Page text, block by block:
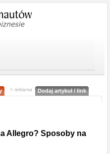
< reklama Dodaj artykuł / link
Allegro? Sposoby na